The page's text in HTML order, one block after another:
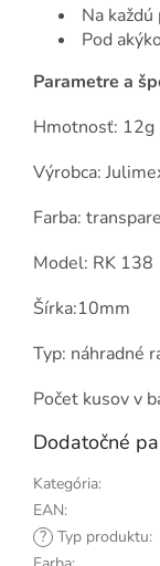
Na
Pod
Parametre a
Hmotnosť: 12g
Výrobca:
Farba:
Model: RK 138
Šírka:10mm
Typ: náhradné
Počet kusov v
Dodatočné
Kategória:
EAN:
? Typ produktu: